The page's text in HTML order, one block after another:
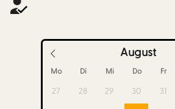
August
Mo Di Mi Do Fr
27 28 29 30 31